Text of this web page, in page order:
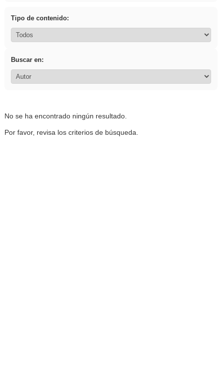
Tipo de contenido:
Buscar en:
No se ha encontrado ningún resultado.
Por favor, revisa los criterios de búsqueda.